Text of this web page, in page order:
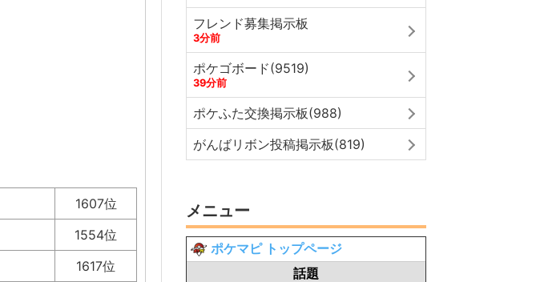
1607位
1554位
1617位
フレンド募集掲示板
3分前
ポケゴボード(9519)
39分前
ポケふた交換掲示板(988)
がんばリボン投稿掲示板(819)
メニュー
ポケマピ トップページ
話題